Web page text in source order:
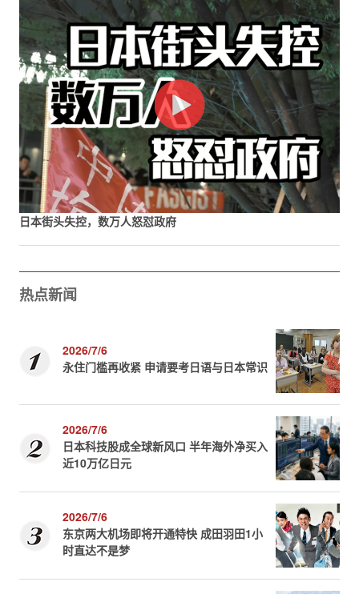
日本街头失控，数万人怒怼政府
热点新闻
2026/7/6
永住门槛再收紧 申请要考日语与日本常识
2026/7/6
日本科技股成全球新风口 半年海外净买入
近10万亿日元
2026/7/6
东京两大机场即将开通特快 成田羽田1小
时直达不是梦